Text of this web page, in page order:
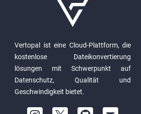
Vertopal ist eine Cloud-Plattform, die
kostenlose Dateikonvertierung
lösungen mit Schwerpunkt auf
Datenschutz, Qualität und
Geschwindigkeit bietet.